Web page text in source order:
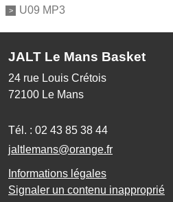
U09 MP3
JALT Le Mans Basket
24 rue Louis Crétois
72100 Le Mans
Tél. : 02 43 85 38 44
jaltlemans@orange.fr
Informations légales
Signaler un contenu inapproprié